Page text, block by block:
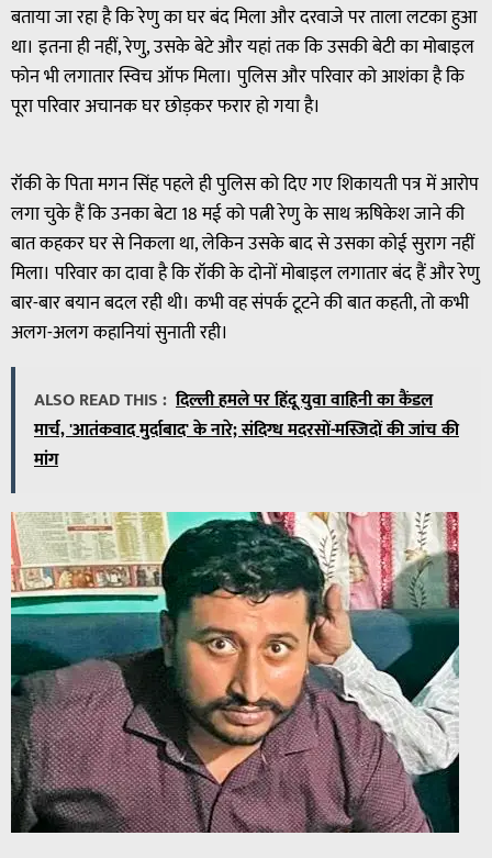
बताया जा रहा है कि रेणु का घर बंद मिला और दरवाजे पर ताला लटका हुआ
था। इतना ही नहीं, रेणु, उसके बेटे और यहां तक कि उसकी बेटी का मोबाइल
फोन भी लगातार स्विच ऑफ मिला। पुलिस और परिवार को आशंका है कि
पूरा परिवार अचानक घर छोड़कर फरार हो गया है।
रॉकी के पिता मगन सिंह पहले ही पुलिस को दिए गए शिकायती पत्र में आरोप
लगा चुके हैं कि उनका बेटा 18 मई को पत्नी रेणु के साथ ऋषिकेश जाने की
बात कहकर घर से निकला था, लेकिन उसके बाद से उसका कोई सुराग नहीं
मिला। परिवार का दावा है कि रॉकी के दोनों मोबाइल लगातार बंद हैं और रेणु
बार-बार बयान बदल रही थी। कभी वह संपर्क टूटने की बात कहती, तो कभी
अलग-अलग कहानियां सुनाती रही।
ALSO READ THIS : दिल्ली हमले पर हिंदू युवा वाहिनी का कैंडल
मार्च, 'आतंकवाद मुर्दाबाद' के नारे; संदिग्ध मदरसों-मस्जिदों की जांच की
मांग